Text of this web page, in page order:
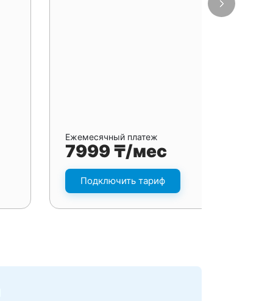
Ежемесячный платеж
7999 ₸/мес
Подключить тариф